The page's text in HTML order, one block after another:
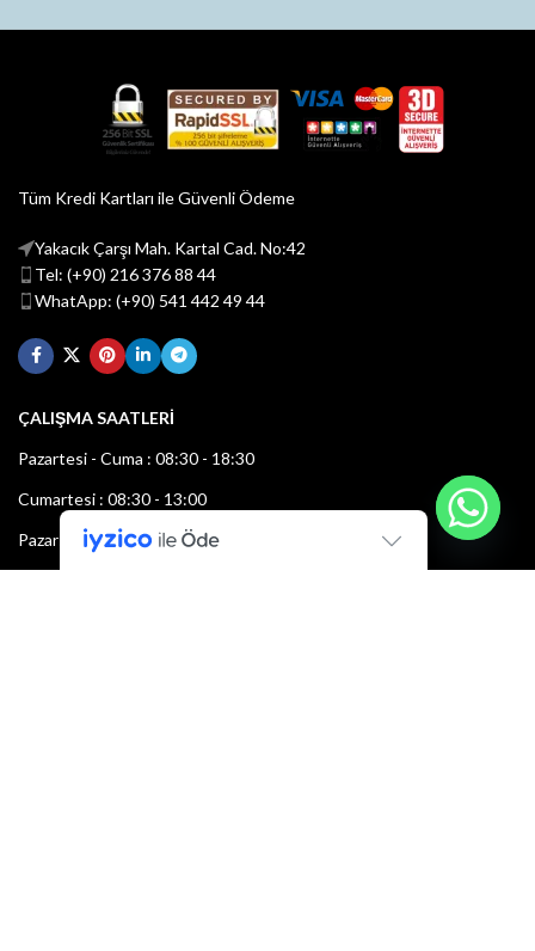
Tüm Kredi Kartları ile Güvenli Ödeme
Yakacık Çarşı Mah. Kartal Cad. No:42
Tel: (+90) 216 376 88 44
WhatApp: (+90) 541 442 49 44
ÇALIŞMA SAATLERİ
Pazartesi - Cuma : 08:30 - 18:30
Cumartesi : 08:30 - 13:00
Pazar: Kapalı